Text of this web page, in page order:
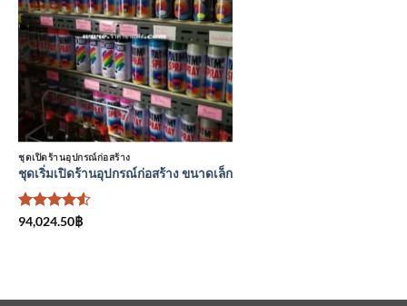
รายการ
ที่
ติดตาม
ชุดเปิดร้านอุปกรณ์ก่อสร้าง
ชุดเริ่มเปิดร้านอุปกรณ์ก่อสร้าง ขนาดเล็ก
ให้คะแนน
94,024.50฿